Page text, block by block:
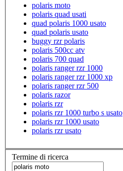
polaris moto
polaris quad usati
quad polaris 1000 usato
quad polaris usato
buggy rzr polaris
polaris 500cc atv
polaris 700 quad
polaris ranger rzr 1000
polaris ranger rzr 1000 xp
polaris ranger rzr 500
polaris razor
polaris rzr
polaris rzr 1000 turbo s usato
polaris rzr 1000 usato
polaris rzr usato
Termine di ricerca